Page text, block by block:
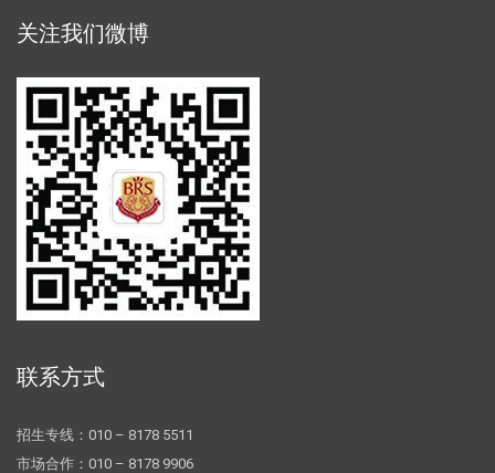
关注我们微博
联系方式
招生专线：010 – 8178 5511
市场合作：010 – 8178 9906